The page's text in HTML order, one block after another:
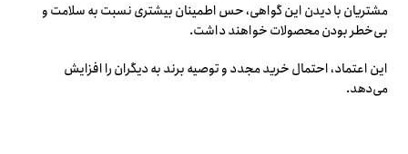
مشتریان با دیدن این گواهی، حس اطمینان بیشتری نسبت به سلامت و
بی‌خطر بودن محصولات خواهند داشت.
این اعتماد، احتمال خرید مجدد و توصیه برند به دیگران را افزایش
می‌دهد.